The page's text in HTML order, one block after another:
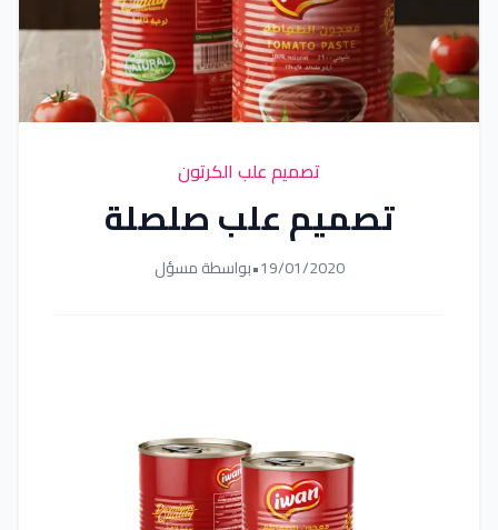
تصميم علب الكرتون
تصميم علب صلصلة
19/01/2020
•بواسطة مسؤل